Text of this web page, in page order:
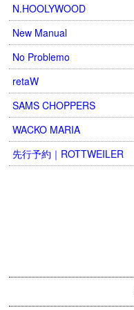
N.HOOLYWOOD
New Manual
No Problemo
retaW
SAMS CHOPPERS
WACKO MARIA
先行予約｜ROTTWEILER